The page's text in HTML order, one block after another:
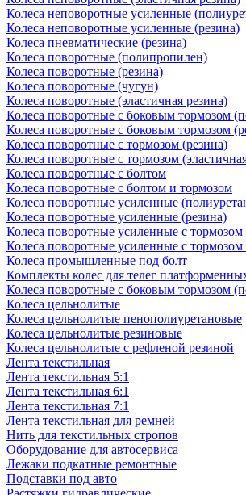
Колеса неповоротные усиленные
Колеса неповоротные усиленные (резина)
Колеса пневматические (резина)
Колеса поворотные (полипропилен)
Колеса поворотные (резина)
Колеса поворотные (чугун)
Колеса поворотные (эластичная резина)
Колеса поворотные c боковым тормозом
Колеса поворотные c боковым тормозом
Колеса поворотные c тормозом (резина)
Колеса поворотные c тормозом
Колеса поворотные с болтом
Колеса поворотные с болтом и тормозом
Колеса поворотные усиленные
Колеса поворотные усиленные (резина)
Колеса поворотные усиленные с тормозом
Колеса поворотные усиленные с тормозом
Колеса промышленные под болт
Комплекты колес для телег
Колеса поворотные c боковым тормозом
Колеса цельнолитые
Колеса цельнолитые пенополиуретановые
Колеса цельнолитые резиновые
Колеса цельнолитые с рефленой резиной
Лента текстильная
Лента текстильная 5:1
Лента текстильная 6:1
Лента текстильная 7:1
Лента текстильная для ремней
Нить для текстильных стропов
Оборудование для автосервиса
Лежаки подкатные ремонтные
Подставки под авто